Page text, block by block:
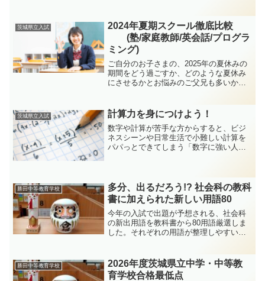
多いと思います。その場で「わかっ
た！」と思っても、数日後に...
茨城県立入試
2024年夏期スクール徹底比較
(塾/家庭教師/英会話/プログラ
ミング)
ご自分のお子さまの、2025年の夏休みの
期間をどう過ごすか、どのような夏休み
にさせるかとお悩みのご父兄も多いかと
会話を始めたいとか、コンピューターの
プログラミングをさせたいとか、ひとそ
れぞれ、ご家庭それぞれだと思います。
ここでは、そういった方のために➀「学
習塾」、➁「家庭教師」、➂「英会話スク
茨城県立入試 計算力を身につけよう！
数字や計算が苦手な方からすると、ビジ
ネスシーンや日常生活で小難しい計算を
パパっとできてしまう「数字に強い人」
に頭が混乱して計算ができなくなってし
まうという人は少なくあり...
勝田中等教育学校
多分、出るだろう!? 社会科の教科
書に加えられた新しい用語80
今年の入試で出題が予想される、社会科
の新出用語を教科書から80用語厳選しま
した。それぞれの用語が整理しやすいよ
整理しています。整理しやすい50音順で
まとめています。
勝田中等教育学校
2026年度茨城県立中学・中等教
育学校合格最低点